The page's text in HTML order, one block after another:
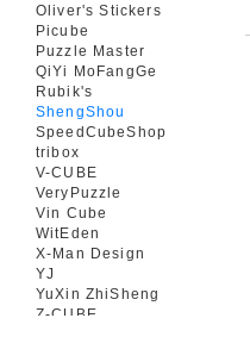
Oliver's Stickers
Picube
Puzzle Master
QiYi MoFangGe
Rubik's
ShengShou
SpeedCubeShop
tribox
V-CUBE
VeryPuzzle
Vin Cube
WitEden
X-Man Design
YJ
YuXin ZhiSheng
Z-CUBE